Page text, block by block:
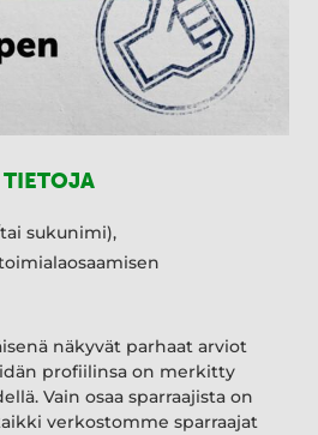
TIETOJA
sukunimi),
näkyvät parhaat arviot
profiilinsa on merkitty
Vain osaa sparraajista on
verkostomme sparraajat